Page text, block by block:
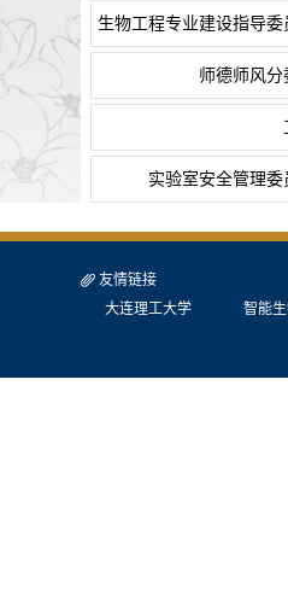
生物工程专业建设指导委
师德师风分
实验室安全管理委
友情链接
大连理工大学
智能